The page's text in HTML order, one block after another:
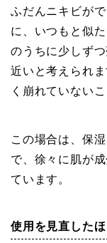
ふだんニキビが
に、いつもと似
のうちに少しず
近いと考えられ
く崩れていない
この場合は、保
で、徐々に肌が
ています。
使用を見直した